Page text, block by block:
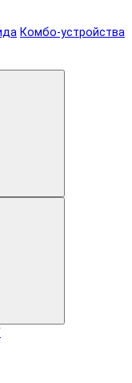
Комбо-устройства